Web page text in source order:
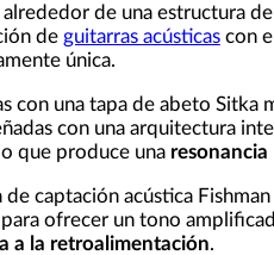
alrededor de una estructura
de guitarras acústicascon
única.
con una tapa de abeto Sitka
con una arquitectura
que produce una
de captación acústica
para ofrecer un tono
a la retroalimentación.